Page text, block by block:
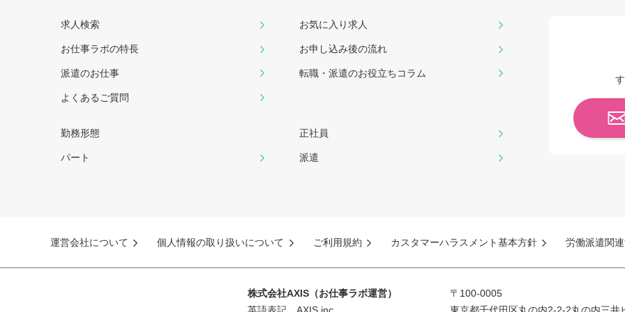
求人検索 お気に入り求人
お仕事ラボの特長 お申し込み後の流れ
派遣のお仕事 転職・派遣のお役⽴ちコラム
よくあるご質問
勤務形態 正社員
パート 派遣
運営会社について 個人情報の取り扱いについて ご利用規約 カスタマーハラスメント基本方針 労働派遣関
株式会社AXIS（お仕事ラボ運営）
〒100-0005